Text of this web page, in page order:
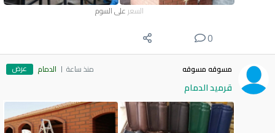
السعر على السوم
0
مسوقه مسوقه منذ ساعة الدمام عرض
قرميد الدمام